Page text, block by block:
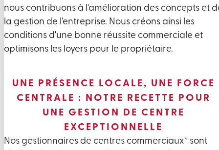
nous contribuons à l'amélioration des concepts et
la gestion de l'entreprise. Nous créons ainsi les
conditions d'une bonne réussite commerciale et
optimisons les loyers pour le propriétaire.
UNE PRÉSENCE LOCALE, UNE FORCE
CENTRALE : NOTRE RECETTE POUR
UNE GESTION DE CENTRE
EXCEPTIONNELLE
Nos gestionnaires de centres commerciaux* sont